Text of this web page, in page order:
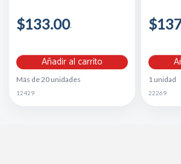
$133.00
Añadir al carrito
Más de 20 unidades
12429
1 unidad
22269